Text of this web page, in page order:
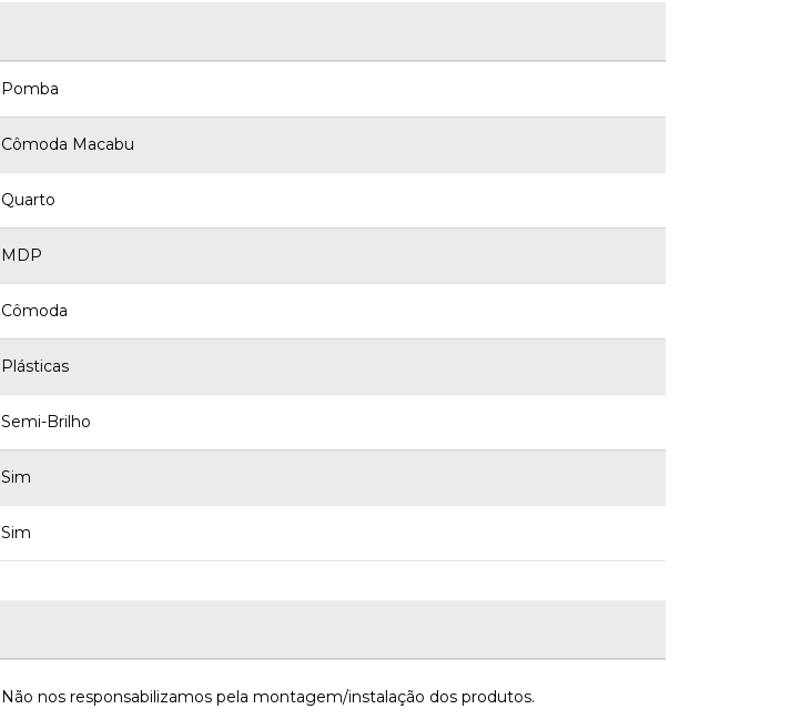
Pomba
Cômoda Macabu
Quarto
MDP
Cômoda
Plásticas
Semi-Brilho
Sim
Sim
Não nos responsabilizamos pela montagem/instalação dos produtos.